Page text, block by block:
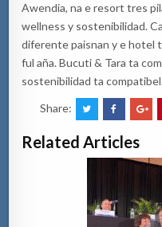
Awendia, na e resort tres
wellness y sostenibilidad.
diferente paisnan y e hotel
ful aña. Bucuti & Tara ta
sostenibilidad ta
Share:
Related Articles